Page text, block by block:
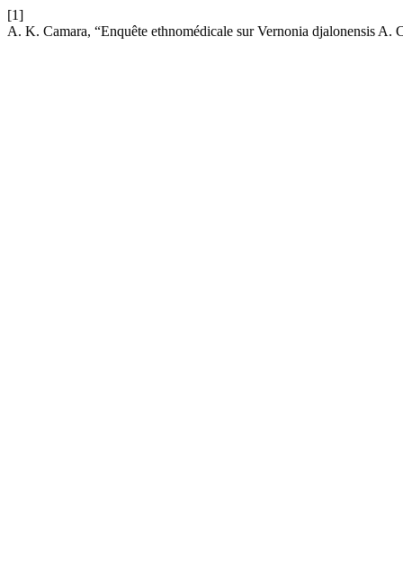
[1]
A. K. Camara, “Enquête ethnomédicale sur Vernonia djalonensis A.